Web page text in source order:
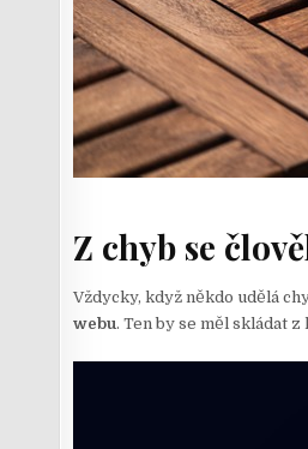
Z chyb se
Vždycky, když někdo udělá
webu. Ten by se měl skládat